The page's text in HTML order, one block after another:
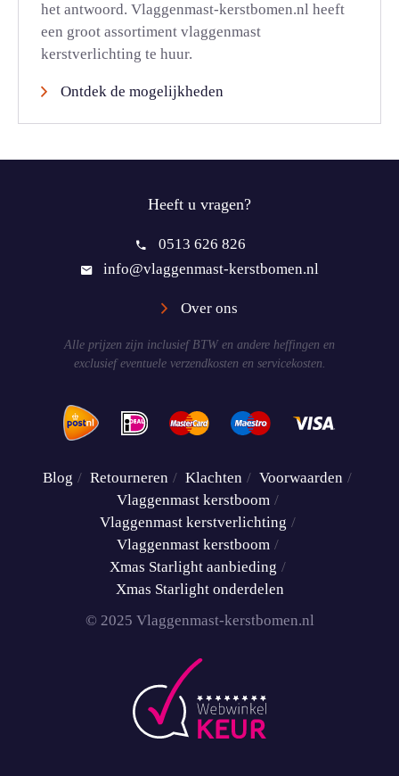
het antwoord. Vlaggenmast-kerstbomen.nl heeft
een groot assortiment vlaggenmast
kerstverlichting te huur.
Ontdek de mogelijkheden
Heeft u vragen?
0513 626 826
info@vlaggenmast-kerstbomen.nl
Over ons
Alle prijzen zijn inclusief BTW en andere heffingen en
exclusief eventuele verzendkosten en servicekosten.
Blog Retourneren Klachten
Voorwaarden
Vlaggenmast kerstboom
Vlaggenmast kerstverlichting
Vlaggenmast kerstboom
Xmas Starlight aanbieding
Xmas Starlight onderdelen
© 2025 Vlaggenmast-kerstbomen.nl